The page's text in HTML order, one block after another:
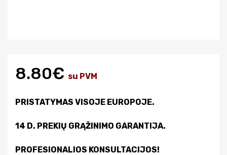
8.80€ su PVM
PRISTATYMAS VISOJE EUROPOJE.
14 D. PREKIŲ GRĄŽINIMO GARANTIJA.
PROFESIONALIOS KONSULTACIJOS!